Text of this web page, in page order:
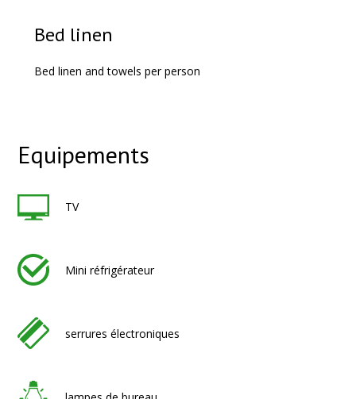
Bed linen
Bed linen and towels per person
Equipements
TV
Mini réfrigérateur
serrures électroniques